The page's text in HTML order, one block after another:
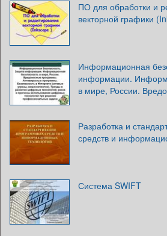
ПО для обработки и
векторной графики
Информационная
информации.
в мире, России.
Разработка и
средств и
Система SWIFT